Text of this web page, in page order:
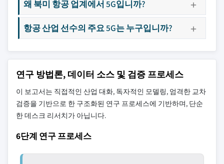
왜 북미 항공 업계에서 5G입니까?
항공 산업 선수의 주요 5G는 누구입니까?
연구 방법론, 데이터 소스 및 검증 프로세스
이 보고서는 직접적인 산업 대화, 독자적인 모델링, 엄격한 교차
검증을 기반으로 한 구조화된 연구 프로세스에 기반하며, 단순
한 데스크 리서치가 아닙니다.
6단계 연구 프로세스